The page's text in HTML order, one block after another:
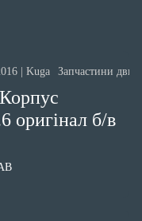
| Kuga Запчастини
оригінал б/в